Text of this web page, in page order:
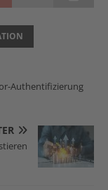
Authentifizierung